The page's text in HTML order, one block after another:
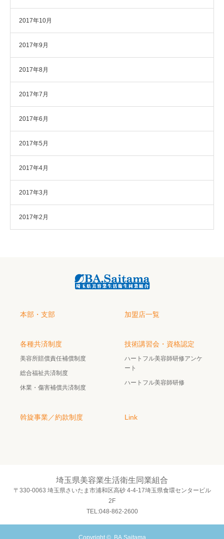
2017年10月
2017年9月
2017年8月
2017年7月
2017年6月
2017年5月
2017年4月
2017年3月
2017年2月
本部・支部 加盟店一覧
各種共済制度
美容所賠償責任補償制度
総合福祉共済制度
休業・傷害補償共済制度
技術講習会・資格認定
ハートフル美容師研修アンケ
ート
ハートフル美容師研修
斡旋事業／約款制度 Link
埼玉県美容業生活衛生同業組合
〒330-0063 埼玉県さいたま市浦和区高砂 4-4-17埼玉県食環センタービル
2F
TEL:048-862-2600
Copyright © BA.Saitama